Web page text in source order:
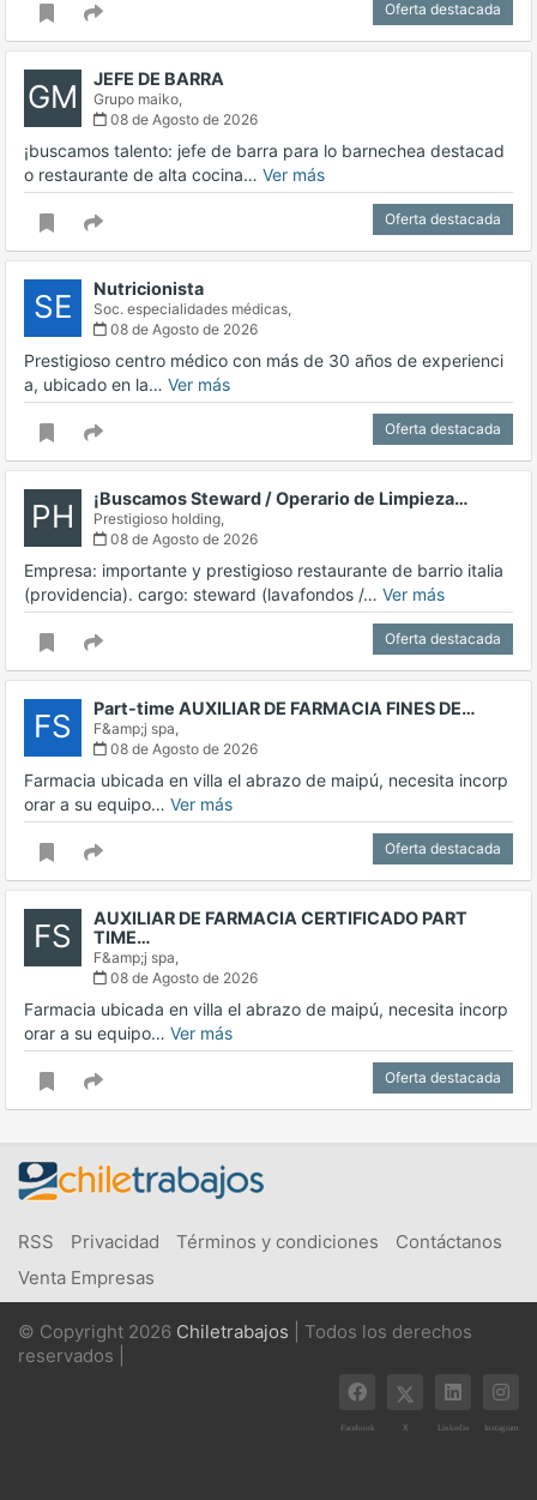
Oferta destacada
GM JEFE DE BARRA
Grupo maiko,
08 de Agosto de 2026
¡buscamos talento: jefe de barra para lo barnechea destacad
o restaurante de alta cocina… Ver más
Oferta destacada
SE Nutricionista
Soc. especialidades médicas,
08 de Agosto de 2026
Prestigioso centro médico con más de 30 años de experienci
a, ubicado en la… Ver más
Oferta destacada
PH ¡Buscamos Steward / Operario de Limpieza…
Prestigioso holding,
08 de Agosto de 2026
Empresa: importante y prestigioso restaurante de barrio italia
(providencia). cargo: steward (lavafondos /… Ver más
Oferta destacada
FS Part-time AUXILIAR DE FARMACIA FINES DE…
F&amp;j spa,
08 de Agosto de 2026
Farmacia ubicada en villa el abrazo de maipú, necesita incorp
orar a su equipo… Ver más
Oferta destacada
FS
AUXILIAR DE FARMACIA CERTIFICADO PART
TIME…
F&amp;j spa,
08 de Agosto de 2026
Farmacia ubicada en villa el abrazo de maipú, necesita incorp
orar a su equipo… Ver más
Oferta destacada
RSS Privacidad Términos y condiciones
Contáctanos
Venta Empresas
© Copyright 2026 Chiletrabajos | Todos los derechos
reservados |
Facebook X Linkedin Instagram